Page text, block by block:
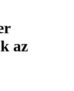
az